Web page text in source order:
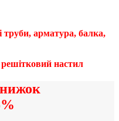
труби, арматура, балка,
настил